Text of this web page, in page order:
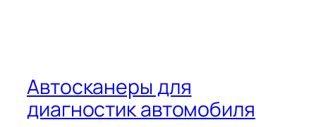
Автосканеры для
диагностик автомобиля